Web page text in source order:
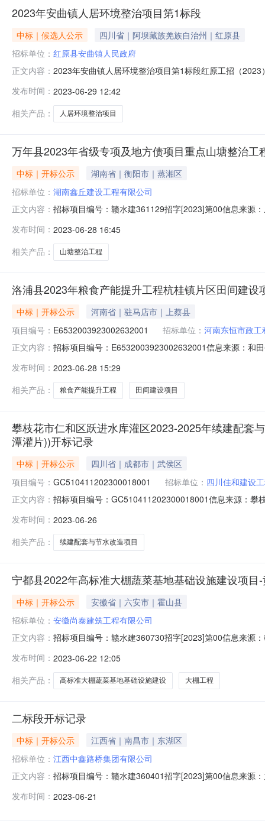
2023年安曲镇人居环境整治项目第1标段
中标｜候选人公示
四川省｜阿坝藏族羌族自治州｜红原县
招标单位： 红原县安曲镇人民政府
正文内容： 2023年安曲镇人居环境整治项目第1标段红原工招（
限公司招标代理机构联系电话13408482872开标地点标
发布时间： 2023-06-29 12:42
相关产品：
人居环境整治项目
万年县2023年省级专项及地方债项目重点山塘整治工
中标｜开标公示
湖南省｜衡阳市｜蒸湘区
招标单位： 湖南鑫丘建设工程有限公司
正文内容： 招标项目编号：赣水建361129招字[2023]第00信息来源
价:0.00元/%;工期:日历天;质量要求:;保证金金额:0.00元,
发布时间： 2023-06-28 16:45
相关产品：
山塘整治工程
洛浦县2023年粮食产能提升工程杭桂镇片区田间建
中标｜开标公示
河南省｜驻马店市｜上蔡县
项目编号： E6532003923002632001 招标单位： 河南东恒市政工
正文内容： 招标项目编号：E6532003923002632001信息来源：和
云龙;报价:0.00元/%;工期:日历天;质量要求:;保证金金额
发布时间： 2023-06-28 15:29
相关产品：
粮食产能提升工程 田间建设项目
攀枝花市仁和区跃进水库灌区2023-2025年续建配套
潭灌片))开标记录
中标｜开标公示
四川省｜成都市｜武侯区
项目编号： GC510411202300018001 招标单位： 四川佳和建设
正文内容： 招标项目编号：GC510411202300018001信息来源：攀
源交易服务中心开标时间2023-06-2610:30开标记录内
发布时间： 2023-06-26
相关产品：
续建配套与节水改造项目
宁都县2022年高标准大棚蔬菜基地基础设施建设项
中标｜开标公示
安徽省｜六安市｜霍山县
招标单位： 安徽尚泰建筑工程有限公司
正文内容： 招标项目编号：赣水建360730招字[2023]第00信息来源
限公司;项目负责人:;报价:0.00元/%;工期:日历天;质量要
发布时间： 2023-06-22 12:05
相关产品：
高标准大棚蔬菜基地基础设施建设 大棚工程
二标段开标记录
中标｜开标公示
江西省｜南昌市｜东湖区
招标单位： 江西中鑫路桥集团有限公司
正文内容： 招标项目编号：赣水建360401招字[2023]第00信息来源
交时间:未上传,投标人名称:江西江淼建筑工程有限公司;
发布时间： 2023-06-21